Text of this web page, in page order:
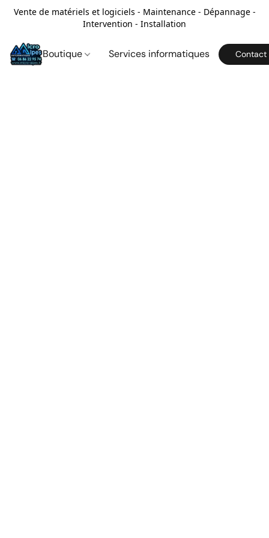
Vente de matériels et logiciels - Maintenance - Dépannage -
Intervention - Installation
Boutique Services informatiques Contact